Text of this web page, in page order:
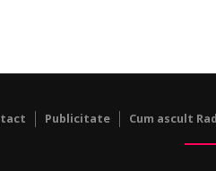
Publicitate Cum ascult